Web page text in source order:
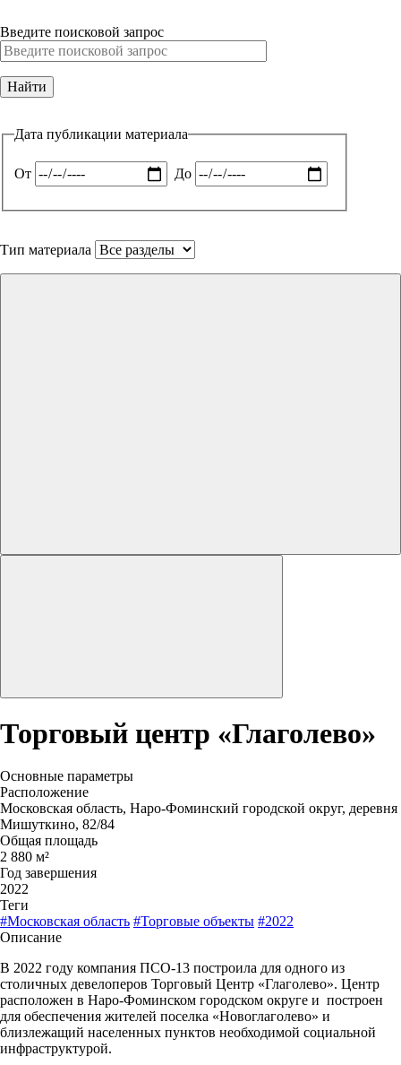
Введите поисковой запрос
Дата публикации материала
От До
Тип материала
Торговый центр «Глаголево»
Основные параметры
Расположение
Московская область, Наро-Фоминский городской округ, деревня
Мишуткино, 82/84
Общая площадь
2 880 м²
Год завершения
2022
Теги
#Московская область #Торговые объекты #2022
Описание
В 2022 году компания ПСО-13 построила для одного из
столичных девелоперов Торговый Центр «Глаголево». Центр
расположен в Наро-Фоминском городском округе и построен
для обеспечения жителей поселка «Новоглаголево» и
близлежащий населенных пунктов необходимой социальной
инфраструктурой.